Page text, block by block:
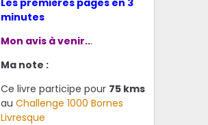
minutes
Mon avis à venir...
Ma note :
Ce livre participe pour 75 kms
auChallenge 1000 Bornes
Livresque